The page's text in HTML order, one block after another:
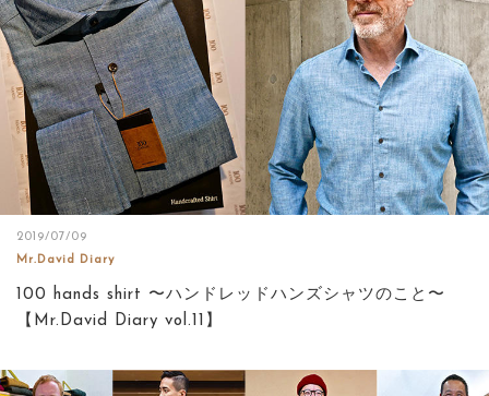
2019/07/09
Mr.David Diary
100 hands shirt 〜ハンドレッドハンズシャツのこと〜
【Mr.David Diary vol.11】